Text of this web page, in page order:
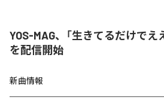
YOS-MAG、「生きてるだけでえ
を配信開始
新曲情報